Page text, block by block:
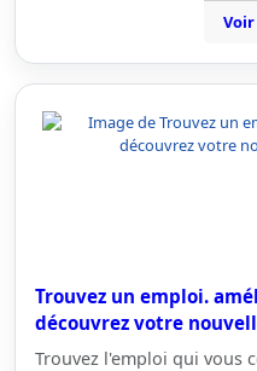
Trouvez un emploi.
découvrez votre
Trouvez l'emploi qui vous